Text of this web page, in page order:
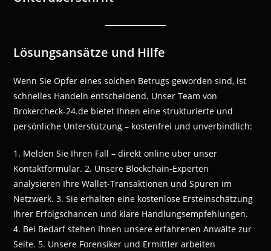
Lösungsansätze und Hilfe
Wenn Sie Opfer eines solchen Betrugs geworden sind, ist
schnelles Handeln entscheidend. Unser Team von
Brokercheck-24.de bietet Ihnen eine strukturierte und
persönliche Unterstützung – kostenfrei und unverbindlich:
1. Melden Sie Ihren Fall – direkt online über unser
Kontaktformular. 2. Unsere Blockchain-Experten
analysieren Ihre Wallet-Transaktionen und Spuren im
Netzwerk. 3. Sie erhalten eine kostenlose Ersteinschätzung
Ihrer Erfolgschancen und klare Handlungsempfehlungen.
4. Bei Bedarf stehen Ihnen unsere erfahrenen Anwälte zur
Seite. 5. Unsere Forensiker und Ermittler arbeiten